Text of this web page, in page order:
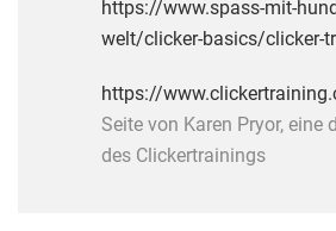
https://www.spass-mit-
welt/clicker-basics/clicker-
https://
Seite von Karen Pryor, eine
des Clickertrainings